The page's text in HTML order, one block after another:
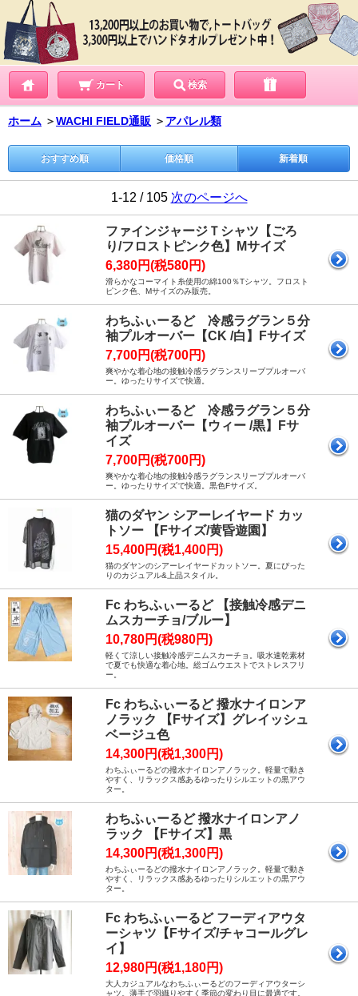
カート 検索
ホーム ＞WACHI FIELD通販 ＞ アパレル類
おすすめ順 価格順 新着順
1-12 / 105 次のページへ
ファインジャージＴシャツ【ごろ
り/フロストピンク色】Mサイズ
6,380円(税580円)
滑らかなコーマイト糸使用の綿100％Tシャツ。フロスト
ピンク色、Mサイズのみ販売。
わちふぃーるど 冷感ラグラン５分
袖プルオーバー【CK /白】Fサイズ
7,700円(税700円)
爽やかな着心地の接触冷感ラグランスリーブプルオーバ
ー。ゆったりサイズで快適。
わちふぃーるど 冷感ラグラン５分
袖プルオーバー【ウィー /黒】Fサ
イズ
7,700円(税700円)
爽やかな着心地の接触冷感ラグランスリーブプルオーバ
ー。ゆったりサイズで快適。黒色Fサイズ。
猫のダヤン シアーレイヤード カッ
トソー 【Fサイズ/黄昏遊園】
15,400円(税1,400円)
猫のダヤンのシアーレイヤードカットソー。夏にぴった
りのカジュアル&上品スタイル。
Fc わちふぃーるど 【接触冷感デニ
ムスカーチョ/ブルー】
10,780円(税980円)
軽くて涼しい接触冷感デニムスカーチョ。吸水速乾素材
で夏でも快適な着心地。総ゴムウエストでストレスフリ
ー。
Fc わちふぃーるど 撥水ナイロンア
ノラック 【Fサイズ】グレイッシュ
ベージュ色
14,300円(税1,300円)
わちふぃーるどの撥水ナイロンアノラック。軽量で動き
やすく、リラックス感あるゆったりシルエットの黒アウ
ター。
わちふぃーるど 撥水ナイロンアノ
ラック 【Fサイズ】黒
14,300円(税1,300円)
わちふぃーるどの撥水ナイロンアノラック。軽量で動き
やすく、リラックス感あるゆったりシルエットの黒アウ
ター。
Fc わちふぃーるど フーディアウタ
ーシャツ【Fサイズ/チャコールグレ
イ】
12,980円(税1,180円)
大人カジュアルなわちふぃーるどのフーディアウターシ
ャツ。薄手で羽織りやすく季節の変わり目に最適です。